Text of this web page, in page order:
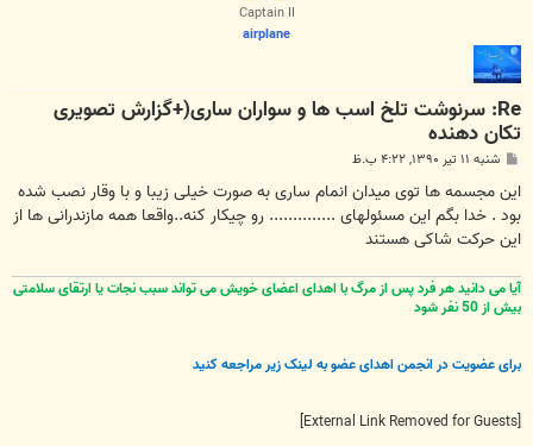
Captain II
airplane
Re: سرنوشت تلخ اسب ها و سواران ساری(+گزارش تصویری
تکان دهنده
پ
ت
شنبه ۱۱ تیر ۱۳۹۰, ۴:۲۲ ب.ظ
این مجسمه ها توی میدان انمام ساری به صورت خیلی زیبا و با وقار نصب شده
بود . خدا بگم این مسئولهای .............. رو چیکار کنه..واقعا همه مازندرانی ها از
این حرکت شاکی هستند
آیا می دانید هر فرد پس از مرگ با اهدای اعضای خویش می تواند سبب نجات یا ارتقای سلامتی
بیش از 50 نفر شود
برای عضویت در انجمن اهدای عضو به لینک زیر مراجعه کنید